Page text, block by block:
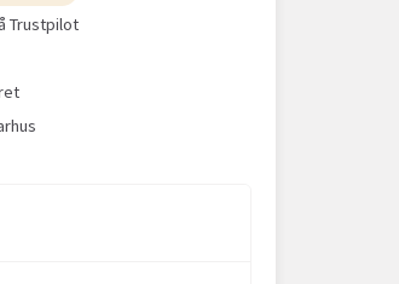
Trustpilot